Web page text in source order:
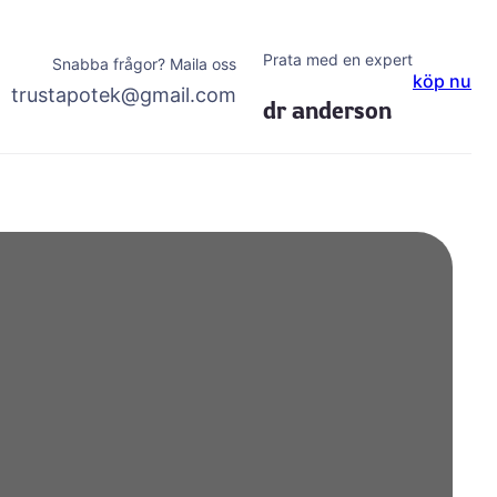
Snabba frågor? Maila oss
trustapotek@gmail.com
Prata med en expert
dr anderson
köp nu